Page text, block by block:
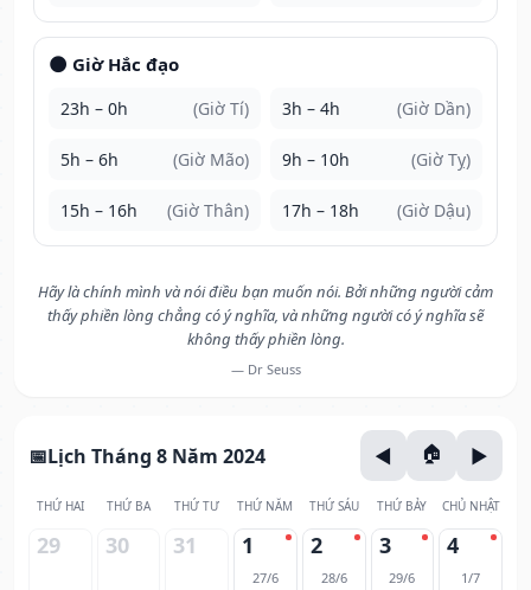
🌑 Giờ Hắc đạo
23h – 0h (Giờ Tí) 3h – 4h (Giờ Dần)
5h – 6h (Giờ Mão) 9h – 10h (Giờ Tỵ)
15h – 16h (Giờ Thân) 17h – 18h (Giờ Dậu)
Hãy là chính mình và nói điều bạn muốn nói. Bởi những người cảm
thấy phiền lòng chẳng có ý nghĩa, và những người có ý nghĩa sẽ
không thấy phiền lòng.
— Dr Seuss
Lịch Tháng 8 Năm 2024
THỨ HAI THỨ BA THỨ TƯ THỨ NĂM THỨ SÁU THỨ BẢY CHỦ NHẬT
29 30 31 1
27/6
2
28/6
3
29/6
4
1/7